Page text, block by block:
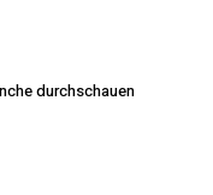
durchschauen